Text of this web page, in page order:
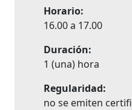
Horario:
16.00 a 17.00
Duración:
1 (una) hora
Regularidad:
no se emiten